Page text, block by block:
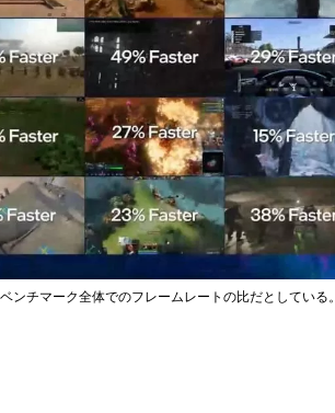
チマーク全体でのフレームレートの比だとしている。